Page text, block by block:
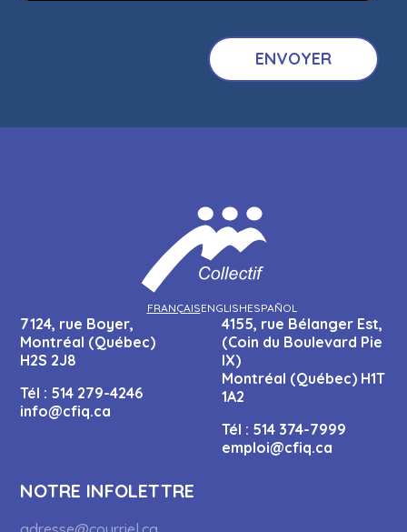
FRANÇAISENGLISHESPAÑOL
7124, rue Boyer,
Montréal (Québec)
H2S 2J8
Tél : 514 279-4246
info@cfiq.ca
4155, rue Bélanger Est,
(Coin du Boulevard Pie
IX)
Montréal (Québec) H1T
1A2
Tél : 514 374-7999
emploi@cfiq.ca
NOTRE INFOLETTRE